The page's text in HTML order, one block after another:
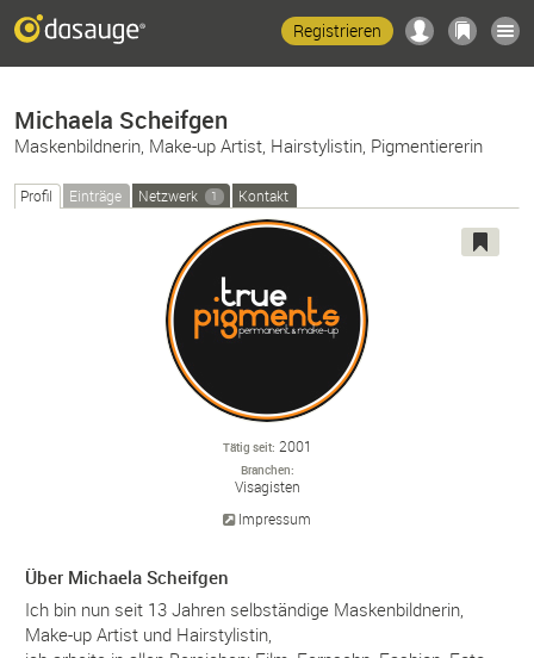
Registrieren
Michaela Scheifgen
Maskenbildnerin, Make-up Artist, Hairstylistin, Pigmentiererin
Profil Einträge Netzwerk 1 Kontakt
Tätig seit 2001
Branchen
Visagisten
Impressum
Über Michaela Scheifgen
Ich bin nun seit 13 Jahren selbständige Maskenbildnerin,
Make-up Artist und Hairstylistin,